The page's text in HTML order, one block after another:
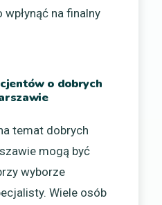
na finalny
o dobrych
temat dobrych
mogą być
wyborze
Wiele osób